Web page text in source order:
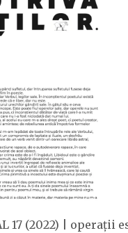
17 (2022) | operații